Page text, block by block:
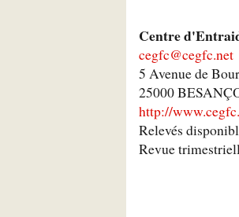
Centre
cegfc@cegfc.net
5 Avenue de
25000
http://
Relevés
Revue